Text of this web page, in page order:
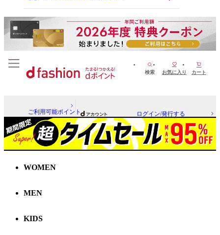
検索 お気に入り カート
ご利用可能ポイント ログイン/発行する
WOMEN
MEN
KIDS